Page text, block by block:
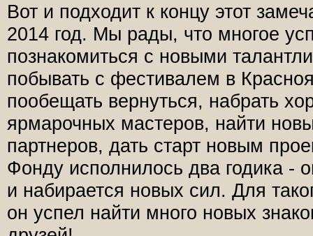
Вот и подходит к концу этот
2014 год. Мы рады, что многое
познакомиться с новыми
побывать с фестивалем в
пообещать вернуться, набрать
ярмарочных мастеров, найти
партнеров, дать старт новым
Фонду исполнилось два годика -
и набирается новых сил. Для
он успел найти много новых